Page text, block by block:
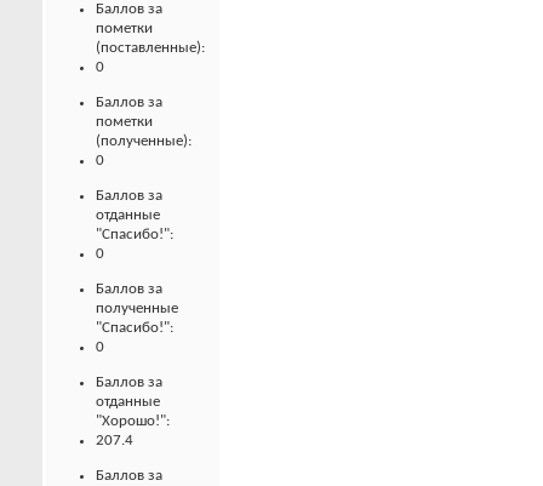
Баллов за
пометки
(поставленные):
0
Баллов за
пометки
(полученные):
0
Баллов за
отданные
"Спасибо!":
0
Баллов за
полученные
"Спасибо!":
0
Баллов за
отданные
"Хорошо!":
207.4
Баллов за